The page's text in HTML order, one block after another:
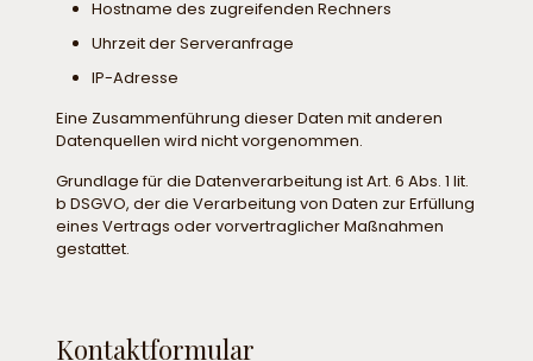
Hostname des zugreifenden Rechners
Uhrzeit der Serveranfrage
IP-Adresse
Eine Zusammenführung dieser Daten mit anderen
Datenquellen wird nicht vorgenommen.
Grundlage für die Datenverarbeitung ist Art. 6 Abs. 1 lit.
b DSGVO, der die Verarbeitung von Daten zur Erfüllung
eines Vertrags oder vorvertraglicher Maßnahmen
gestattet.
Kontaktformular